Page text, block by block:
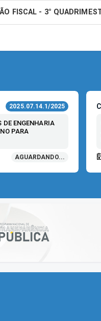
FISCAL - 3°
2025.07.14.1/2025
DE ENGENHARIA
PARA
AGUARDANDO...